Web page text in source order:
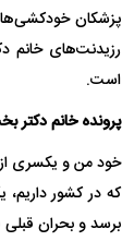
پزشکان
رزیدنت‌های خانم
است.
پرونده خانم دکتر
خود من و یکسری
که در کشور
برسد و بحران